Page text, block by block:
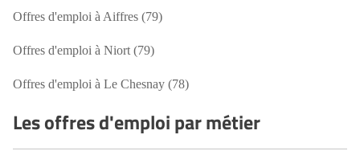
Offres d'emploi à Aiffres (79)
Offres d'emploi à Niort (79)
Offres d'emploi à Le Chesnay (78)
Les offres d'emploi par métier